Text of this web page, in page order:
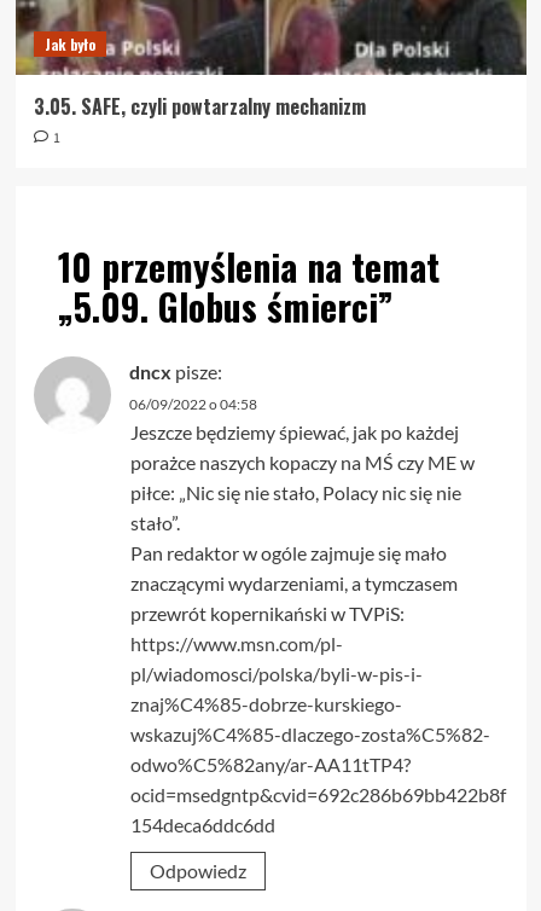
Jak było
3.05. SAFE, czyli powtarzalny mechanizm
1
10 przemyślenia na temat
„5.09. Globus śmierci”
dncx pisze:
06/09/2022 o 04:58
Jeszcze będziemy śpiewać, jak po każdej
porażce naszych kopaczy na MŚ czy ME w
piłce: „Nic się nie stało, Polacy nic się nie
stało”.
Pan redaktor w ogóle zajmuje się mało
znaczącymi wydarzeniami, a tymczasem
przewrót kopernikański w TVPiS:
https://www.msn.com/pl-
pl/wiadomosci/polska/byli-w-pis-i-
znaj%C4%85-dobrze-kurskiego-
wskazuj%C4%85-dlaczego-zosta%C5%82-
odwo%C5%82any/ar-AA11tTP4?
ocid=msedgntp&cvid=692c286b69bb422b8f
154deca6ddc6dd
Odpowiedz